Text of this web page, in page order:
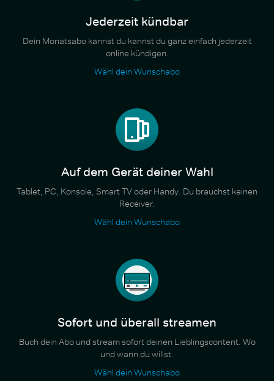
Jederzeit kündbar
Dein Monatsabo kannst du kannst du ganz einfach jederzeit
online kündigen.
Wähl dein Wunschabo
Auf dem Gerät deiner Wahl
Tablet, PC, Konsole, Smart TV oder Handy. Du brauchst keinen
Receiver.
Wähl dein Wunschabo
Sofort und überall streamen
Buch dein Abo und stream sofort deinen Lieblingscontent. Wo
und wann du willst.
Wähl dein Wunschabo